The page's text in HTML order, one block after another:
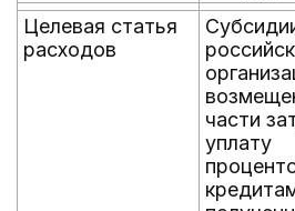
Целевая статья
расходов
части
уплату